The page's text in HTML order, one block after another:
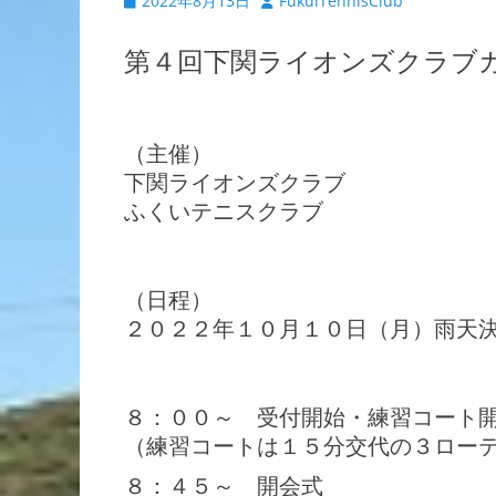
日
第４回下関ライオンズクラブ
（主催）
下関ライオンズクラブ
ふくいテニスクラブ
（日程）
２０２２年１０月１０日（月）雨天
８：００～ 受付開始・練習コート
（練習コートは１５分交代の３ロー
８：４５～ 開会式